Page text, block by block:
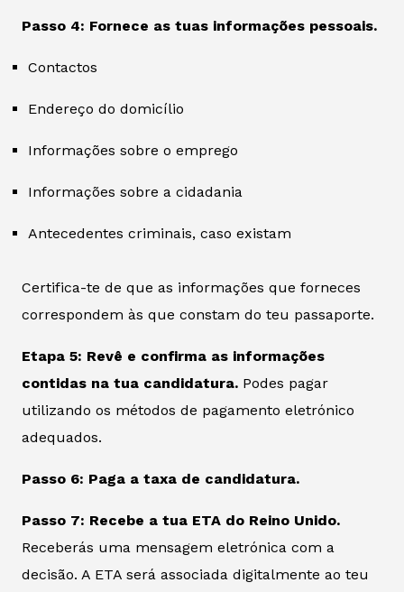
Passo 4: Fornece as tuas informações pessoais.
Contactos
Endereço do domicílio
Informações sobre o emprego
Informações sobre a cidadania
Antecedentes criminais, caso existam
Certifica-te de que as informações que forneces
correspondem às que constam do teu passaporte.
Etapa 5: Revê e confirma as informações
contidas na tua candidatura. Podes pagar
utilizando os métodos de pagamento eletrónico
adequados.
Passo 6: Paga a taxa de candidatura.
Passo 7: Recebe a tua ETA do Reino Unido.
Receberás uma mensagem eletrónica com a
decisão. A ETA será associada digitalmente ao teu